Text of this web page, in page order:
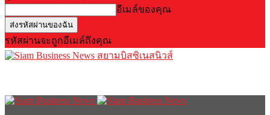
อีเมล์ของคุณ
รหัสผ่านจะถูกอีเมล์ถึงคุณ
สยามบิสซิเนสนิวส์